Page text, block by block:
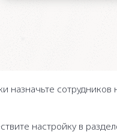
назначьте сотрудников
настройку в